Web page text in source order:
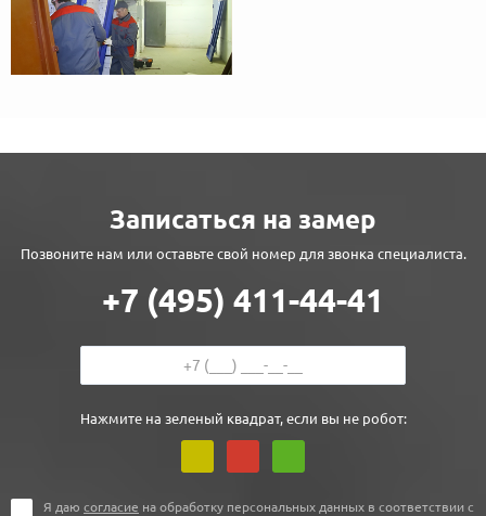
Записаться на замер
Позвоните нам или оставьте свой номер для звонка специалиста.
+7 (495) 411-44-41
Нажмите на зеленый квадрат, если вы не робот:
Я даю согласие на обработку персональных данных в соответствии с